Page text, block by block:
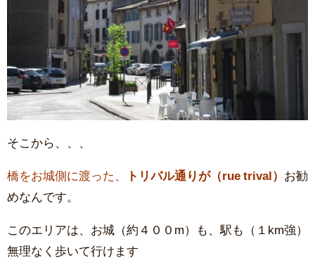
そこから、、、
橋をお城側に渡った、 トリバル通りが（rue trival）
お勧
めなんです。
このエリアは、お城（約４００m）も、駅も（１km強）
無理なく歩いて行けます